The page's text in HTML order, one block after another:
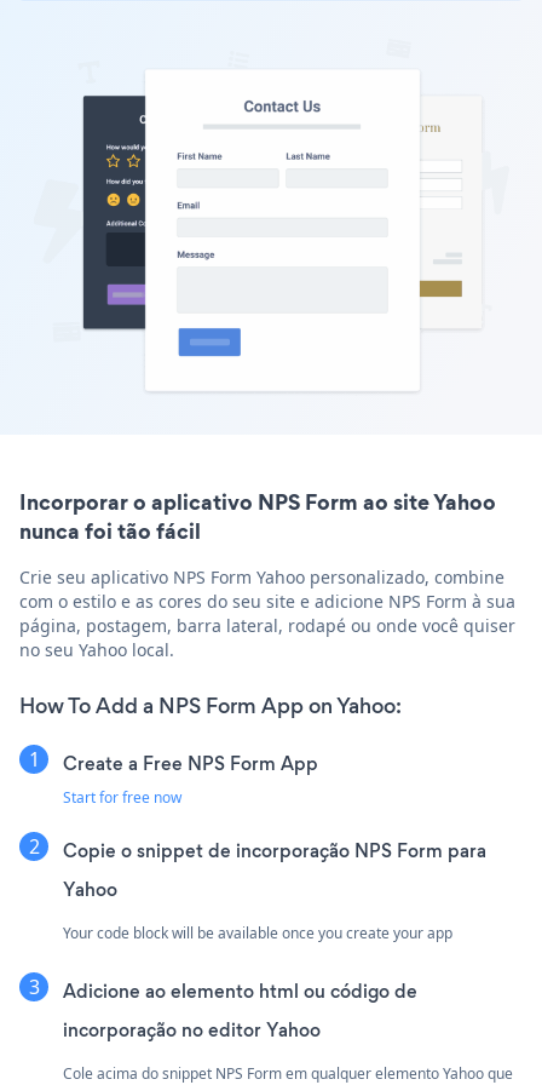
Incorporar o aplicativo NPS Form ao site Yahoo
nunca foi tão fácil
Crie seu aplicativo NPS Form Yahoo personalizado, combine
com o estilo e as cores do seu site e adicione NPS Form à sua
página, postagem, barra lateral, rodapé ou onde você quiser
no seu Yahoo local.
How To Add a NPS Form App on Yahoo:
Create a Free NPS Form App
Start for free now
Copie o snippet de incorporação NPS Form para
Yahoo
Your code block will be available once you create your app
Adicione ao elemento html ou código de
incorporação no editor Yahoo
Cole acima do snippet NPS Form em qualquer elemento Yahoo que